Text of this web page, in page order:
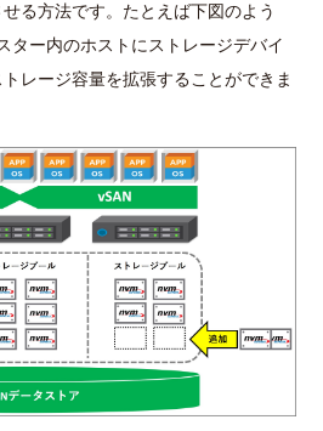
る方法です。たとえば下図のよう
ター内のホストにストレージデバイ
レージ容量を拡張することができま